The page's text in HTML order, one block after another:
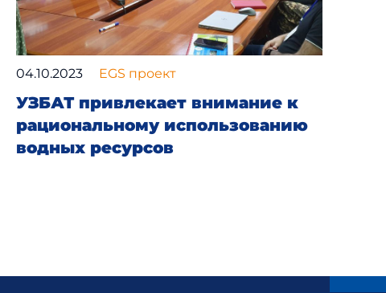
04.10.2023 EGS проект
УЗБАТ привлекает внимание к
рациональному использованию
водных ресурсов